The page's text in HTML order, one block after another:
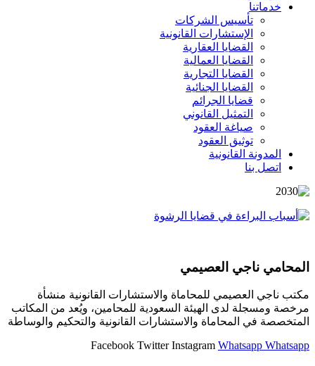
خدماتنا
تأسيس الشركات
الإستشارات القانونية
القضايا العقارية
القضايا العمالية
القضايا التجارية
القضايا الجنائية
قضايا الجرائم
التمثيل القانوني
صياغة العقود
توثيق العقود
المدونة القانونية
اتصل بنا
المحامي ناجي العصيمي
مكتب ناجي العصيمي للمحاماة والاستشارات القانونية منشأة
مرخصة ومسجلة لدى الهيئة السعودية للمحامين، ويُعد من المكاتب
المتخصصة في المحاماة والاستشارات القانونية والتحكيم والوساطة
Facebook Twitter Instagram Whatsapp Whatsapp